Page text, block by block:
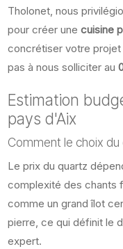
Tholonet, nous
pour créer unecuisine
concrétiser votre
pas à nous solliciter au
Estimation
pays d'Aix
Comment le choix
Le prix du quartz
complexité des chants
comme un grand îlot
pierre, ce qui définit le
expert.